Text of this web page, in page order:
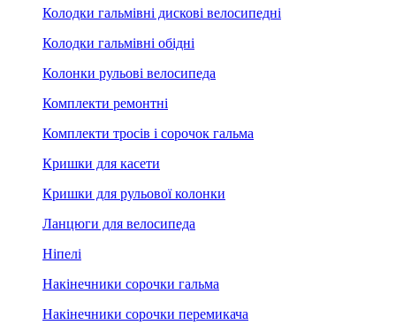
Колодки гальмівні дискові велосипедні
Колодки гальмівні обідні
Колонки рульові велосипеда
Комплекти ремонтні
Комплекти тросів і сорочок гальма
Кришки для касети
Кришки для рульової колонки
Ланцюги для велосипеда
Ніпелі
Накінечники сорочки гальма
Накінечники сорочки перемикача